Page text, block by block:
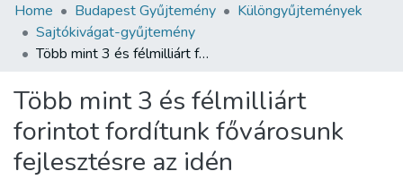
Communities & Collections
All of DSpace
About us
Home Budapest Gyűjtemény
Különgyűjtemények
Sajtókivágat-gyűjtemény
Több mint 3 és félmilliárt forintot fordítunk fővárosunk fejlesztésre az idén
Több mint 3 és félmilliárt
forintot fordítunk fővárosunk
fejlesztésre az idén